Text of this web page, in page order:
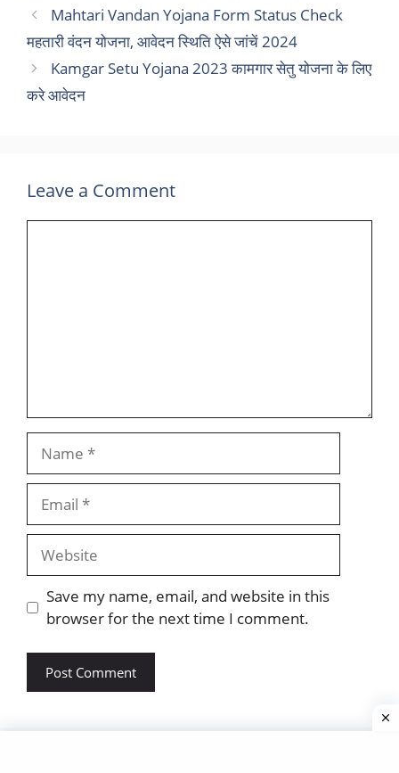
Mahtari Vandan Yojana Form Status Check
महतारी वंदन योजना, आवेदन स्थिति ऐसे जांचें 2024
Kamgar Setu Yojana 2023 कामगार सेतु योजना के लिए
करे आवेदन
Leave a Comment
Website
Save my name, email, and website in this
browser for the next time I comment.